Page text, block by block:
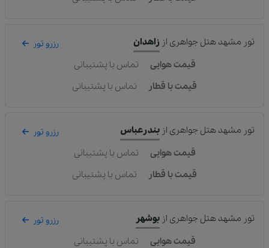
تور مشهد هتل جواهری از زاهدان رزرو تور
قیمت هوایی
تماس با پشتیبانی
قیمت با قطار
تماس با پشتیبانی
تور مشهد هتل جواهری از بندرعباس رزرو تور
قیمت هوایی
تماس با پشتیبانی
قیمت با قطار
تماس با پشتیبانی
تور مشهد هتل جواهری از بوشهر رزرو تور
قیمت هوایی
تماس با پشتیبانی